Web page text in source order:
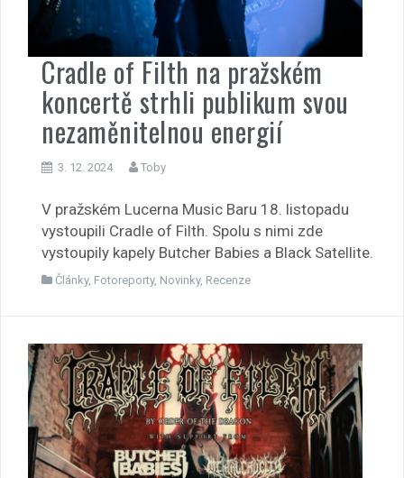
Cradle of Filth na pražském
koncertě strhli publikum svou
nezaměnitelnou energií
3. 12. 2024 Toby
V pražském Lucerna Music Baru 18. listopadu
vystoupili Cradle of Filth. Spolu s nimi zde
vystoupily kapely Butcher Babies a Black Satellite.
Články, Fotoreporty, Novinky, Recenze